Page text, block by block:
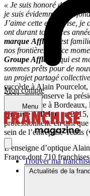
Mon compte
Menu
Trouver ma
Actualités de la
« Je suis honoré de
je suis évidemment
J’aime cette entreprise,
ont durant toutes ces
marque Afflelou
est
nos frontières. En ce
Groupe Afflelou
qui est
sommes prêts pour de
un projet partagé
succède à Alain
2021, qui conserve la
de commerce à
Groupe Afflelouen 2015,
professionnelle en tant
sein de l’entreprise Teads
L’enseigne d’optique
France dont 710 franchises